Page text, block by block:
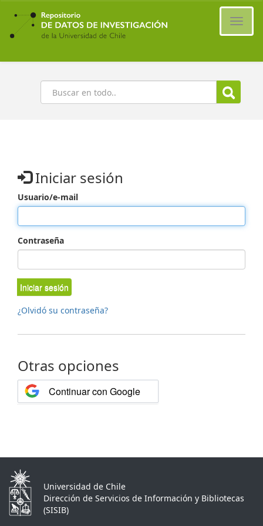
Ir
contenido
principal
Buscar
Iniciar sesión
Usuario/e-mail
Contraseña
Iniciar sesión
¿Olvidó su contraseña?
Otras opciones
Continuar con Google
Universidad de Chile
Dirección de Servicios de Información y Bibliotecas
(SISIB)